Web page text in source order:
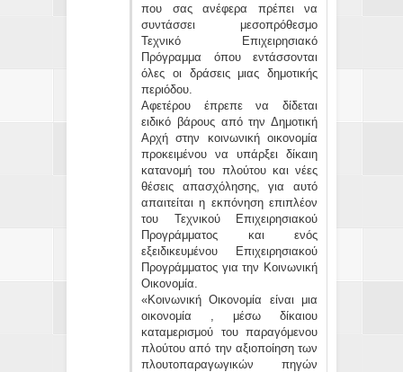
που σας ανέφερα πρέπει να
συντάσσει μεσοπρόθεσμο
Τεχνικό Επιχειρησιακό
Πρόγραμμα όπου εντάσσονται
όλες οι δράσεις μιας δημοτικής
περιόδου.
Αφετέρου έπρεπε να δίδεται
ειδικό βάρους από την Δημοτική
Αρχή στην κοινωνική οικονομία
προκειμένου να υπάρξει δίκαιη
κατανομή του πλούτου και νέες
θέσεις απασχόλησης, για αυτό
απαιτείται η εκπόνηση επιπλέον
του Τεχνικού Επιχειρησιακού
Προγράμματος και ενός
εξειδικευμένου Επιχειρησιακού
Προγράμματος για την Κοινωνική
Οικονομία.
«Κοινωνική Οικονομία είναι μια
οικονομία , μέσω δίκαιου
καταμερισμού του παραγόμενου
πλούτου από την αξιοποίηση των
πλουτοπαραγωγικών πηγών